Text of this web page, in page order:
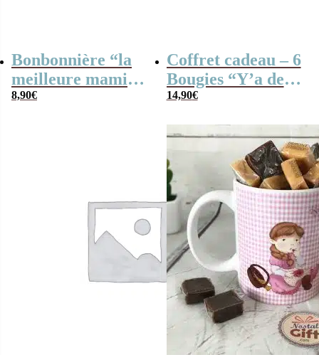
Bonbonnière “la
meilleure mamie
du monde” et ses
8,90€
Coffret cadeau – 6
Bougies “Y’a de
l’amour dans
14,90€